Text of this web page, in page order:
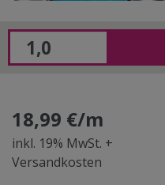
18,99 €/m
inkl. 19% MwSt. +
Versandkosten